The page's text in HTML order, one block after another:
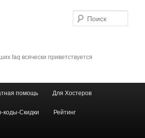
faq всячески приветствуется
помощь Для Хостеров
коды-Скидки Рейтинг